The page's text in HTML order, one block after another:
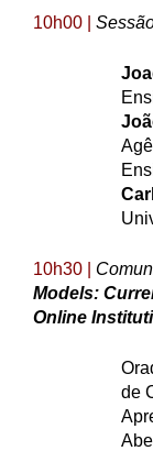
10h00 |
10h30 |
Models:
Online
de